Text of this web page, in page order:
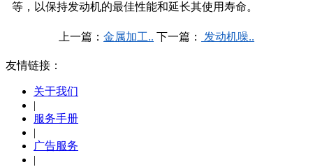
等，以保持发动机的最佳性能和延长其使用寿命。
上一篇： 金属加工.. 下一篇： 发动机噪..
友情链接：
关于我们
|
服务手册
|
广告服务
|